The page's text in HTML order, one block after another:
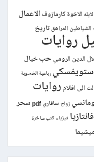
الاخوة كارمازوف الاعمال
الشياطين المراهق تاريخ
روايات
الدين الرومي حب خيال
رباعية الخصوبة
الى افلام روايات
زواج سافاري pdf سحر
فانتازيا فيزياء كتب ساخرة